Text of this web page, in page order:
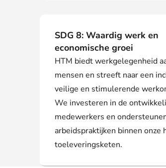
SDG 8: Waardig werk en
economische groei
HTM biedt werkgelegenheid
mensen en streeft naar een
veilige en stimulerende
We investeren in de
medewerkers en
arbeidspraktijken binnen onze
toeleveringsketen.